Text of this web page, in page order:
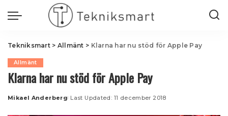
Tekniksmart> Allmänt > Klarna har nu stöd för Apple Pay
Allmänt
Klarna har nu stöd för Apple Pay
Posted
Mikael Anderberg Last Updated: 11 december 2018